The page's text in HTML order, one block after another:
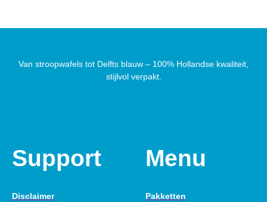
Van stroopwafels tot Delfts blauw – 100% Hollandse kwaliteit,
stijlvol verpakt.
Support
Disclaimer
Menu
Pakketten